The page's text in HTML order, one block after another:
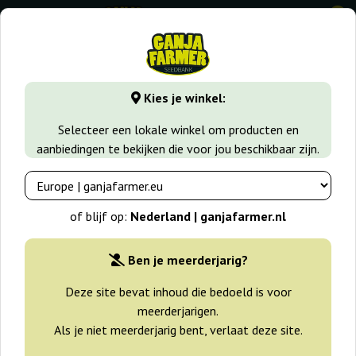
Kies je winkel:
Selecteer een lokale winkel om producten en
aanbiedingen te bekijken die voor jou beschikbaar zijn.
of blijf op: Nederland | ganjafarmer.nl
Ben je meerderjarig?
Deze site bevat inhoud die bedoeld is voor
meerderjarigen.
Als je niet meerderjarig bent, verlaat deze site.
0
GanjaFarmer.nl Wiet soorten Haze Delahaze
-25%
+gratisie